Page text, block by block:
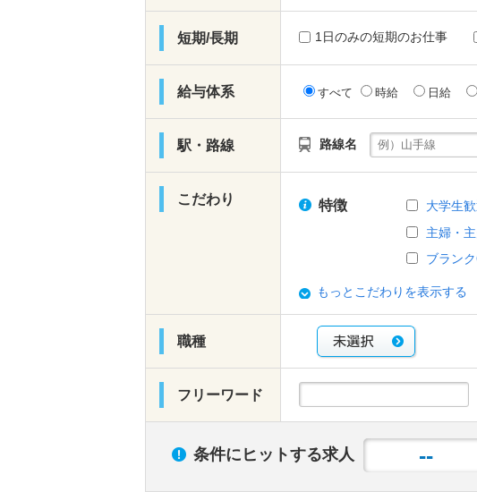
短期/長期 1日のみの短期のお仕事
給与体系 すべて 時給 日給
駅・路線 路線名
こだわり 特徴 大学生
主婦・
ブラン
もっとこだわりを表示する
職種
フリーワード
条件にヒットする求人 --